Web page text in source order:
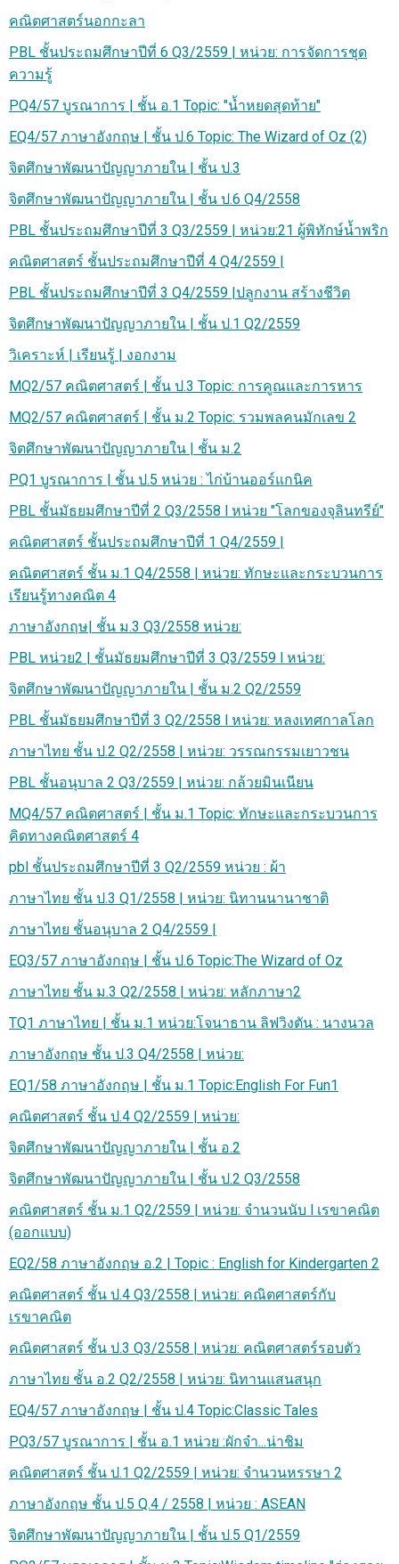
คณิตศาสตร์นอกกะลา
PBL ชั้นประถมศึกษาปีที่ 6 Q3/2559 | หน่วย: การจัดการชุด
ความรู้
PQ4/57 บูรณาการ | ชั้น อ.1 Topic: "น้ำหยดสุดท้าย"
EQ4/57 ภาษาอังกฤษ | ชั้น ป.6 Topic: The Wizard of Oz (2)
จิตศึกษาพัฒนาปัญญาภายใน | ชั้น ป.3
จิตศึกษาพัฒนาปัญญาภายใน | ชั้น ป.6 Q4/2558
PBL ชั้นประถมศึกษาปีที่ 3 Q3/2559 | หน่วย:21 ผู้พิทักษ์น้ำพริก
คณิตศาสตร์ ชั้นประถมศึกษาปีที่ 4 Q4/2559 |
PBL ชั้นประถมศึกษาปีที่ 3 Q4/2559 |ปลูกงาน สร้างชีวิต
จิตศึกษาพัฒนาปัญญาภายใน | ชั้น ป.1 Q2/2559
วิเคราะห์ | เรียนรู้ | งอกงาม
MQ2/57 คณิตศาสตร์ | ชั้น ป.3 Topic: การคูณและการหาร
MQ2/57 คณิตศาสตร์ | ชั้น ม.2 Topic: รวมพลคนมักเลข 2
จิตศึกษาพัฒนาปัญญาภายใน | ชั้น ม.2
PQ1 บูรณาการ | ชั้น ป.5 หน่วย : ไก่บ้านออร์แกนิค
PBL ชั้นมัธยมศึกษาปีที่ 2 Q3/2558 l หน่วย "โลกของจุลินทรีย์"
คณิตศาสตร์ ชั้นประถมศึกษาปีที่ 1 Q4/2559 |
คณิตศาสตร์ ชั้น ม.1 Q4/2558 | หน่วย: ทักษะและกระบวนการ
เรียนรู้ทางคณิต 4
ภาษาอังกฤษ| ชั้น ม.3 Q3/2558 หน่วย:
PBL หน่วย2 | ชั้นมัธยมศึกษาปีที่ 3 Q3/2559 l หน่วย:
จิตศึกษาพัฒนาปัญญาภายใน | ชั้น ม.2 Q2/2559
PBL ชั้นมัธยมศึกษาปีที่ 3 Q2/2558 l หน่วย: หลงเทศกาลโลก
ภาษาไทย ชั้น ป.2 Q2/2558 | หน่วย: วรรณกรรมเยาวชน
PBL ชั้นอนุบาล 2 Q3/2559 | หน่วย: กล้วยมินเนียน
MQ4/57 คณิตศาสตร์ | ชั้น ม.1 Topic: ทักษะและกระบวนการ
คิดทางคณิตศาสตร์ 4
pbl ชั้นประถมศึกษาปีที่ 3 Q2/2559 หน่วย : ผ้า
ภาษาไทย ชั้น ป.3 Q1/2558 | หน่วย: นิทานนานาชาติ
ภาษาไทย ชั้นอนุบาล 2 Q4/2559 |
EQ3/57 ภาษาอังกฤษ | ชั้น ป.6 Topic:The Wizard of Oz
ภาษาไทย ชั้น ม.3 Q2/2558 | หน่วย: หลักภาษา2
TQ1 ภาษาไทย | ชั้น ม.1 หน่วย:โจนาธาน ลิฟวิงตัน : นางนวล
ภาษาอังกฤษ ชั้น ป.3 Q4/2558 | หน่วย:
EQ1/58 ภาษาอังกฤษ | ชั้น ม.1 Topic:English For Fun1
คณิตศาสตร์ ชั้น ป.4 Q2/2559 | หน่วย:
จิตศึกษาพัฒนาปัญญาภายใน | ชั้น อ.2
จิตศึกษาพัฒนาปัญญาภายใน | ชั้น ป.2 Q3/2558
คณิตศาสตร์ ชั้น ม.1 Q2/2559 | หน่วย: จำนวนนับ l เรขาคณิต
(ออกแบบ)
EQ2/58 ภาษาอังกฤษ อ.2 | Topic : English for Kindergarten 2
คณิตศาสตร์ ชั้น ป.4 Q3/2558 | หน่วย: คณิตศาสตร์กับ
เรขาคณิต
คณิตศาสตร์ ชั้น ป.3 Q3/2558 | หน่วย: คณิตศาสตร์รอบตัว
ภาษาไทย ชั้น อ.2 Q2/2558 | หน่วย: นิทานแสนสนุก
EQ4/57 ภาษาอังกฤษ | ชั้น ป.4 Topic:Classic Tales
PQ3/57 บูรณาการ | ชั้น อ.1 หน่วย :ผักจ๋า...น่าชิม
คณิตศาสตร์ ชั้น ป.1 Q2/2559 | หน่วย: จำนวนหรรษา 2
ภาษาอังกฤษ ชั้น ป.5 Q.4 / 2558 | หน่วย : ASEAN
จิตศึกษาพัฒนาปัญญาภายใน | ชั้น ป.5 Q1/2559